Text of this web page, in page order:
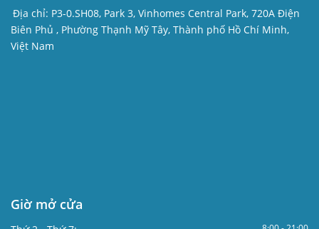
Địa chỉ: P3-0.SH08, Park 3, Vinhomes Central Park, 720A Điện
Biên Phủ , Phường Thạnh Mỹ Tây, Thành phố Hồ Chí Minh,
Việt Nam
Giờ mở cửa